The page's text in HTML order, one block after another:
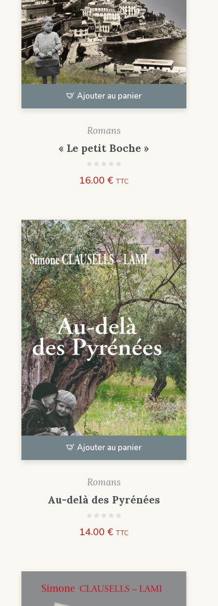
Ajouter au panier
Romans
« Le petit Boche »
16.00 € TTC
Ajouter au panier
Romans
Au-delà des Pyrénées
14.00 € TTC